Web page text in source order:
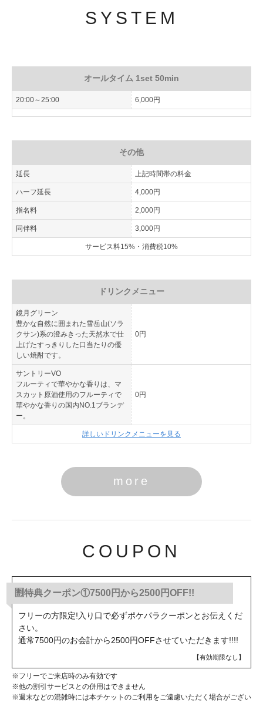
SYSTEM
オールタイム 1set 50min
20:00～25:00 6,000円
その他
延長 上記時間帯の料金
ハーフ延長 4,000円
指名料 2,000円
同伴料 3,000円
サービス料15%・消費税10%
ドリンクメニュー
鏡月グリーン
豊かな自然に囲まれた雪岳山(ソラ
クサン)系の澄みきった天然水で仕
上げたすっきりした口当たりの優
しい焼酎です。
0円
サントリーVO
フルーティで華やかな香りは、マ
スカット原酒使用のフルーティで
華やかな香りの国内NO.1ブランデ
ー。
0円
詳しいドリンクメニューを見る
more
COUPON
🈹特典クーポン①7500円から2500円OFF!!
フリーの方限定!入り口で必ずポケパラクーポンとお伝えくだ
さい。
通常7500円のお会計から2500円OFFさせていただきます!!!!
【有効期限なし】
※フリーでご来店時のみ有効です
※他の割引サービスとの併用はできません
※週末などの混雑時には本チケットのご利用をご遠慮いただく場合がござい